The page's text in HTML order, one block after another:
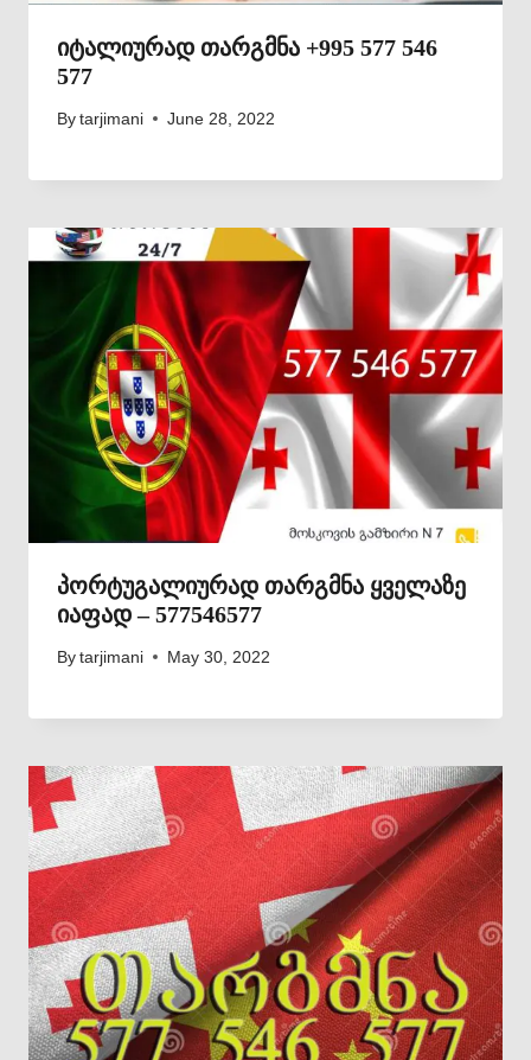
იტალიურად თარგმნა +995 577 546
577
By tarjimani June 28, 2022
პორტუგალიურად თარგმნა ყველაზე
იაფად – 577546577
By tarjimani May 30, 2022